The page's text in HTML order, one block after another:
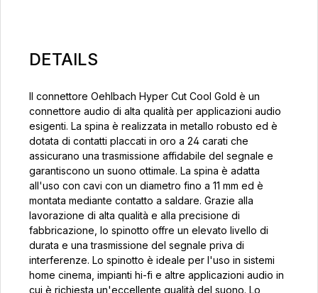
DETAILS
Il connettore Oehlbach Hyper Cut Cool Gold è un
connettore audio di alta qualità per applicazioni audio
esigenti. La spina è realizzata in metallo robusto ed è
dotata di contatti placcati in oro a 24 carati che
assicurano una trasmissione affidabile del segnale e
garantiscono un suono ottimale. La spina è adatta
all'uso con cavi con un diametro fino a 11 mm ed è
montata mediante contatto a saldare. Grazie alla
lavorazione di alta qualità e alla precisione di
fabbricazione, lo spinotto offre un elevato livello di
durata e una trasmissione del segnale priva di
interferenze. Lo spinotto è ideale per l'uso in sistemi
home cinema, impianti hi-fi e altre applicazioni audio in
cui è richiesta un'eccellente qualità del suono. Lo